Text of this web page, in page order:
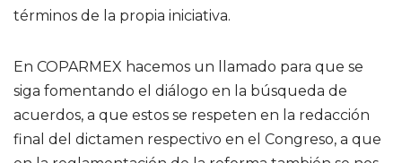
términos de la propia iniciativa.
En COPARMEX hacemos un llamado para que se
siga fomentando el diálogo en la búsqueda de
acuerdos, a que estos se respeten en la redacción
final del dictamen respectivo en el Congreso, a que